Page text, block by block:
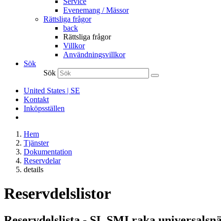
Evenemang / Mässor
Rättsliga frågor
back
Rättsliga frågor
Villkor
Användningsvillkor
Sök
Sök
United States | SE
Kontakt
Inköpsställen
Hem
Tjänster
Dokumentation
Reservdelar
details
Reservdelslistor